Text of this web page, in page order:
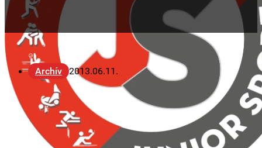
Archív 2013.06.11.